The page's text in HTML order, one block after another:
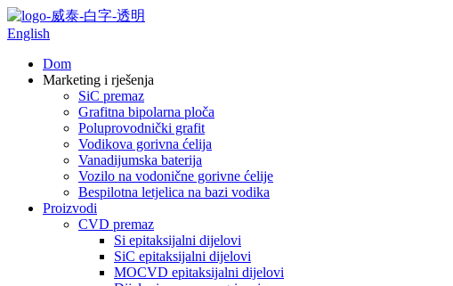
English
Dom
Marketing i rješenja
SiC premaz
Grafitna bipolarna ploča
Poluprovodnički grafit
Vodikova gorivna ćelija
Vanadijumska baterija
Vozilo na vodonične gorivne ćelije
Bespilotna letjelica na bazi vodika
Proizvodi
CVD premaz
Si epitaksijalni dijelovi
SiC epitaksijalni dijelovi
MOCVD epitaksijalni dijelovi